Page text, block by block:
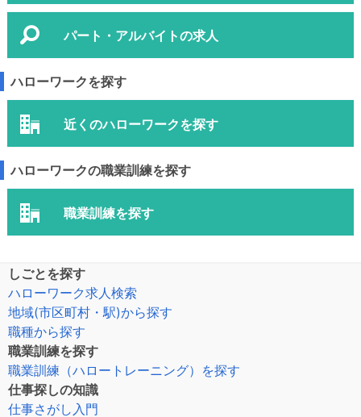
パート・アルバイトの求人
ハローワークを探す
近くのハローワークを探す
ハローワークの職業訓練を探す
職業訓練を探す
しごとを探す
ハローワーク求人検索
地域(市区町村・駅)から探す
職種から探す
職業訓練を探す
職業訓練（ハロートレーニング）を探す
仕事探しの知識
仕事さがし入門